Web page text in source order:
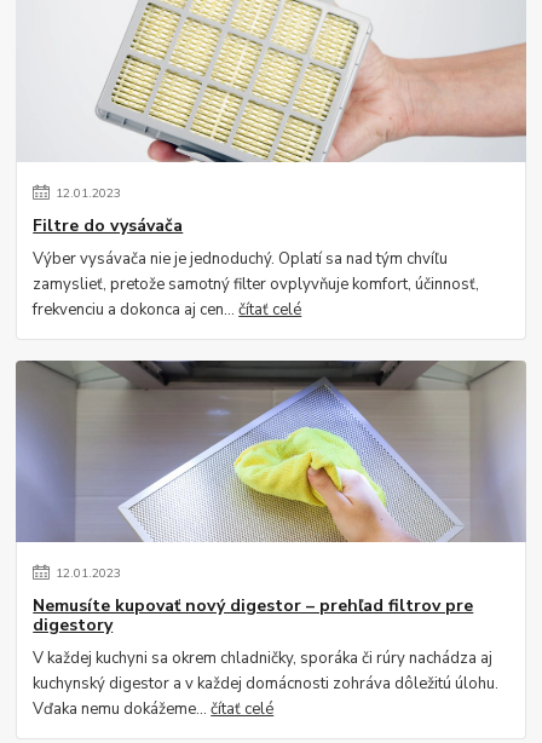
12.01.2023
Filtre do vysávača
Výber vysávača nie je jednoduchý. Oplatí sa nad tým chvíľu
zamyslieť, pretože samotný filter ovplyvňuje komfort, účinnosť,
frekvenciu a dokonca aj cen...čítať celé
12.01.2023
Nemusíte kupovať nový digestor – prehľad filtrov pre
digestory
V každej kuchyni sa okrem chladničky, sporáka či rúry nachádza aj
kuchynský digestor a v každej domácnosti zohráva dôležitú úlohu.
Vďaka nemu dokážeme...čítať celé